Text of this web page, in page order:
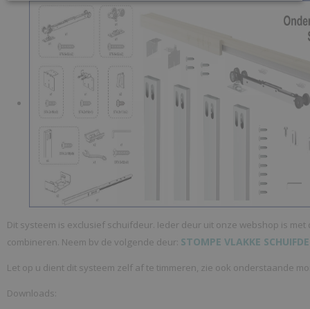
Dit systeem is exclusief schuifdeur. Ieder deur uit onze webshop is met
combineren. Neem bv de volgende deur: STOMPE VLAKKE
Let op u dient dit systeem zelf af te timmeren, zie ook onderstaande
Downloads: